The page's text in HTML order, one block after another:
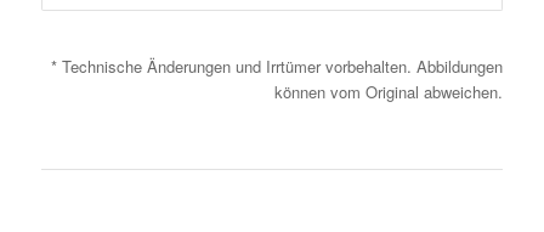
* Technische Änderungen und Irrtümer vorbehalten. Abbildungen
können vom Original abweichen.